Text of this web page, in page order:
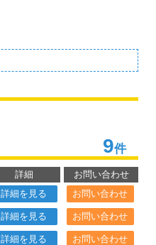
9件
詳細
お問い合わせ
詳細を見る お問い合わせ
詳細を見る お問い合わせ
詳細を見る お問い合わせ